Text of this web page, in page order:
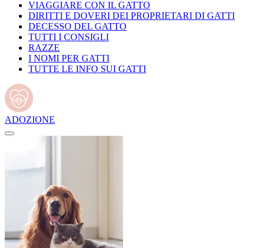
VIAGGIARE CON IL GATTO
DIRITTI E DOVERI DEI PROPRIETARI DI GATTI
DECESSO DEL GATTO
TUTTI I CONSIGLI
RAZZE
I NOMI PER GATTI
TUTTE LE INFO SUI GATTI
ADOZIONE